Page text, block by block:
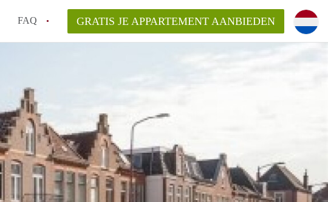
FAQ
te vinden!
van AppartementAlkmaar?
GRATIS JE APPARTEMENT AANBIEDEN